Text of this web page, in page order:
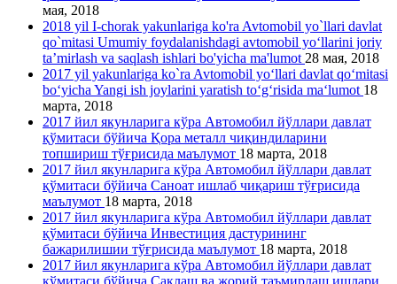
мая, 2018
2018 yil I-chorak yakunlariga ko'ra Avtomobil yo`llari davlat
qo`mitasi Umumiy foydalanishdagi avtomobil yo‘llarini joriy
ta’mirlash va saqlash ishlari bo'yicha ma'lumot 28 мая, 2018
2017 yil yakunlariga ko`ra Avtomobil yo‘llari davlat qo‘mitasi
bo‘yicha Yangi ish joylarini yaratish to‘g‘risida ma‘lumot 18
марта, 2018
2017 йил якунларига кўра Автомобил йўллари давлат
қўмитаси бўйича Қора металл чиқиндиларини
топшириш тўғрисида маълумот 18 марта, 2018
2017 йил якунларига кўра Автомобил йўллари давлат
қўмитаси бўйича Саноат ишлаб чиқариш тўғрисида
маълумот 18 марта, 2018
2017 йил якунларига кўра Автомобил йўллари давлат
қўмитаси бўйича Инвестиция дастурининг
бажарилишии тўғрисида маълумот 18 марта, 2018
2017 йил якунларига кўра Автомобил йўллари давлат